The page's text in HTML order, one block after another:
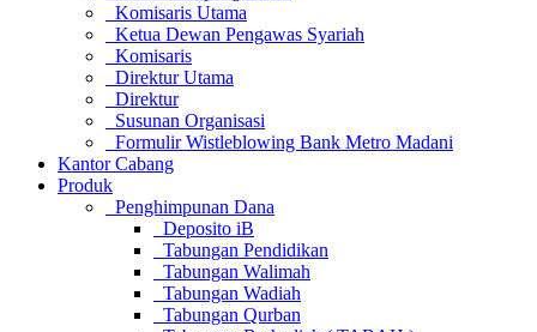
Komisaris Utama
Ketua Dewan Pengawas Syariah
Komisaris
Direktur Utama
Direktur
Susunan Organisasi
Formulir Wistleblowing Bank Metro Madani
Kantor Cabang
Produk
Penghimpunan Dana
Deposito iB
Tabungan Pendidikan
Tabungan Walimah
Tabungan Wadiah
Tabungan Qurban